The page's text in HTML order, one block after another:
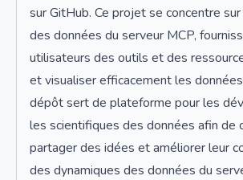
sur GitHub. Ce projet se concentre
des données du serveur MCP,
utilisateurs des outils et des
et visualiser efficacement les
dépôt sert de plateforme pour les
les scientifiques des données afin de
partager des idées et améliorer leur
des dynamiques des données du